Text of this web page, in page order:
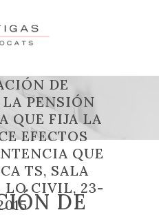
DE
PENSIÓN
QUE FIJA LA
EFECTOS
QUE
TS, SALA
LO CIVIL, 23-
DE